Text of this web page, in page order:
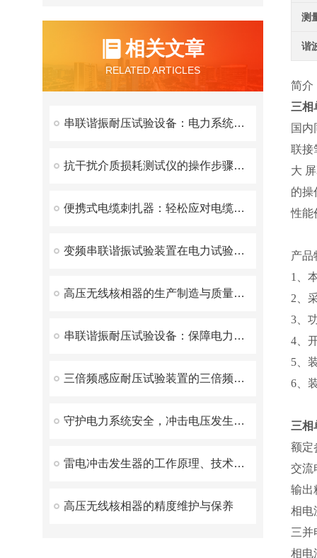
相关文章
RELATED ARTICLES
串联谐振耐压试验设备：电力系统安全的守护者
抗干扰介质损耗测试仪的操作步骤与注意事项
便携式电缆刺扎器：轻松应对电缆检测新挑战
变频串联谐振试验装置在电力试验中有什么优势呢？
高压无线核相器的生产制造与质量控制
串联谐振耐压试验设备：保障电力设备安全的有效工具
三倍频感应耐压试验装置的三倍频感应技术科普
守护电力系统安全，冲击电压发生器发挥了重要作用！
雷电冲击发生器的工作原理、技术优势和应用场景
高压无线核相器的精度维护与保养
测
谐
简介
三相
国
联接
大
的操
性能
产品
1、
2、
3、
4、
5、
6、
三相
额定
交流
输出
相
三并
相电